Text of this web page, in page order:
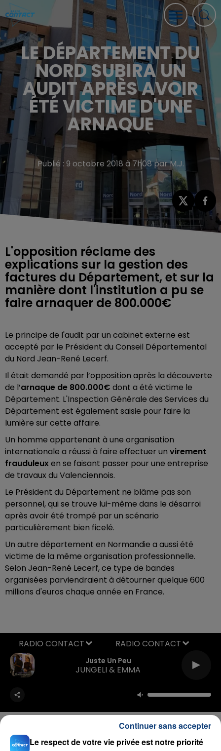
LE DÉPARTEMENT DU
NORD SUBIRA UN
AUDIT APRÈS AVOIR
ÉTÉ VICTIME D'UNE
ARNAQUE
Publié : 9 octobre 2018 à 7h08 par M.J.
L'opposition réclame des
explications sur la gestion des
factures du Département, et sur la
manière dont l'institution a pu se
faire arnaquer de 800.000€
Le principe de l'audit par un cabinet externe est
accepté par le Président du Conseil Départemental
du Nord Jean-René Lecerf.
Il était demandé par l’opposition après la découverte
de l’arnaque de 800.000€ dont a été victime le
Département. L'Inspection Générale des Services du
Département est également saisie pour faire la
lumière sur cette affaire.
Un homme appartenant à une organisation
internationale a réussi à faire effectuer un virement
frauduleuxen se faisant passer pour une entreprise
de travaux du Valenciennois.
Le Président du Département ne blâme pas son
personnel, qui se trouve lui-même dans le désarroi
après avoir été trompé par un scénario
particulièrement bien ficelé.
Un autre département en Normandie a aussi été
victime de la même organisation professionnelle.
Selon Jean-René Lecerf, ce type de bandes
organisées parviendraient à détourner quelque 600
millions d'euros chaque année en France.
Juste Un Peu
JUNGELI & EMMA
RADIO CONTACT
Le respect de votre vie privée est notre priorité
Continuer sans accepter